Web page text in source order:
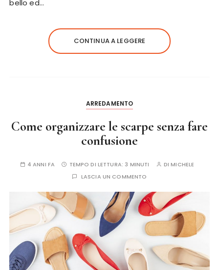
bello ed…
CONTINUA A LEGGERE
ARREDAMENTO
Come organizzare le scarpe senza fare
confusione
4 ANNI FA TEMPO DI LETTURA: 3 MINUTI DIMICHELE
LASCIA UN COMMENTO